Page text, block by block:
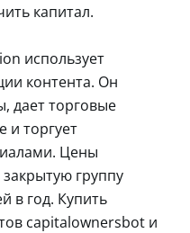
капитал.
использует
контента. Он
дает торговые
и торгует
Цены
группу
в год. Купить
capitalownersbot и